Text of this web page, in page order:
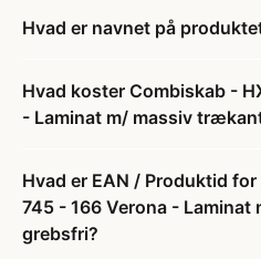
Hvad er navnet på
Hvad koster Combiskab -
- Laminat m/ massiv
Hvad er EAN / Produktid
745 - 166 Verona -
grebsfri?